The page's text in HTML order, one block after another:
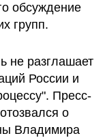
обсуждение
групп.
не разглашает
России и
Пресс-
о
Владимира